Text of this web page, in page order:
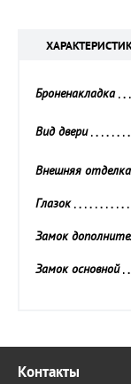
Броненакладка
Вид двери
Внешняя отделка
Глазок
Замок
Замок основной
Звуко- и
Ночная задвижка
Контакты